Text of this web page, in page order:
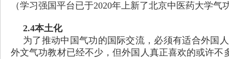
（学习强国平台已于2020年上新了北京中医药大学
2.4本土化
为了推动中国气功的国际交流，必须有适合外国
外文气功教材已经不少，但外国人真正喜欢的或许